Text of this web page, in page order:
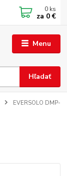
Menu
Hľadať
0 ks
za 0 €
EVERSOLO DMP-